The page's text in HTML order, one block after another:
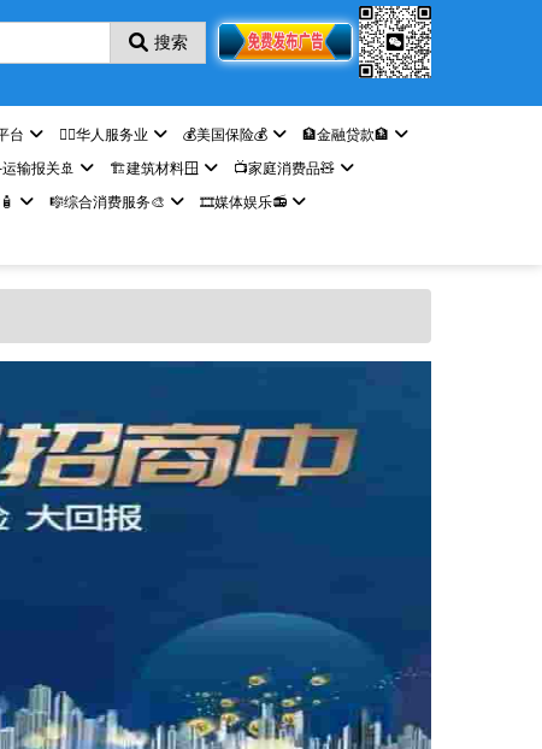
搜索
台 🤵‍♀️华人服务业 💰美国保险💰
🏦金融贷款🏦
输报关🚢 🏗️建筑材料🪟
📺家庭消费品🧸
🎼综合消费服务🎨
🎞️媒体娱乐📻